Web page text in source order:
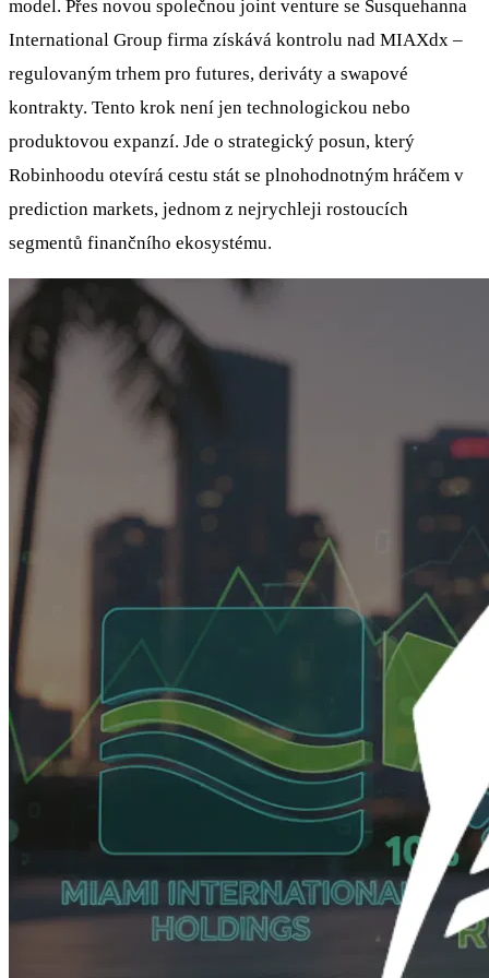
model. Přes novou společnou joint venture se Susquehanna
International Group firma získává kontrolu nad MIAXdx –
regulovaným trhem pro futures, deriváty a swapové
kontrakty. Tento krok není jen technologickou nebo
produktovou expanzí. Jde o strategický posun, který
Robinhoodu otevírá cestu stát se plnohodnotným hráčem v
prediction markets, jednom z nejrychleji rostoucích
segmentů finančního ekosystému.